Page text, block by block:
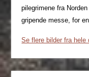
pilegrimene fra
gripende messe, for
Se flere bilder fra hele